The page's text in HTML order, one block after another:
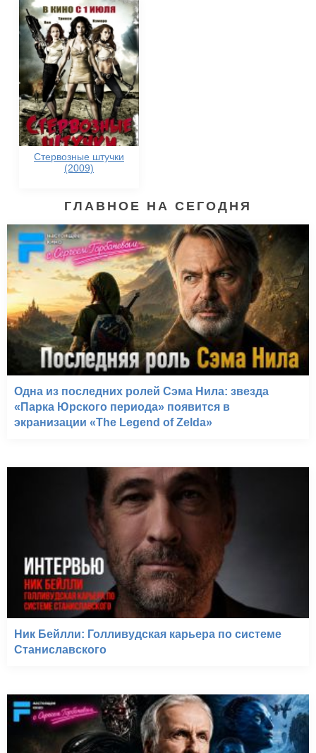
Стервозные штучки
(2009)
ГЛАВНОЕ НА СЕГОДНЯ
Одна из последних ролей Сэма Нила: звезда
«Парка Юрского периода» появится в
экранизации «The Legend of Zelda»
Ник Бейлли: Голливудская карьера по системе
Станиславского